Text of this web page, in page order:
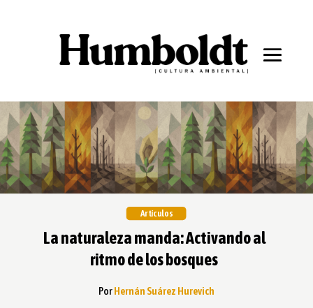
Artículos
La naturaleza manda: Activando al
ritmo de los bosques
PorHernán Suárez Hurevich